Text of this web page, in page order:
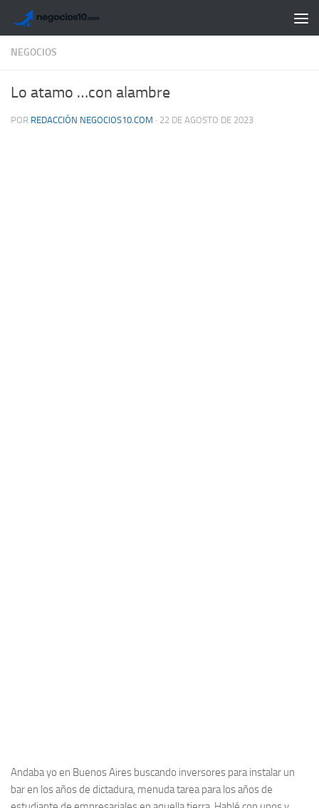
Saltar al contenido
NEGOCIOS
Lo atamo …con alambre
POR REDACCIÓN NEGOCIOS10.COM · 22 DE AGOSTO DE 2023
Andaba yo en Buenos Aires buscando inversores para instalar un
bar en los años de dictadura, menuda tarea para los años de